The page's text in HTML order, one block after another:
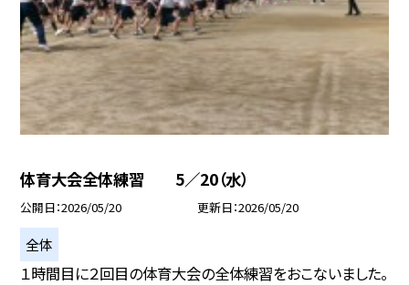
体育大会全体練習 5／20（水）
公開日 2026/05/20 更新日 2026/05/20
全体
１時間目に２回目の体育大会の全体練習をおこないました。